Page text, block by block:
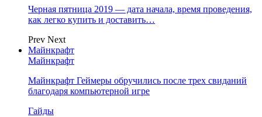
Черная пятница 2019 — дата начала, время проведения,
как легко купить и доставить…
Prev Next
Майнкрафт
Майнкрафт
Майнкрафт Геймеры обручились после трех свиданий
благодаря компьютерной игре
Гайды